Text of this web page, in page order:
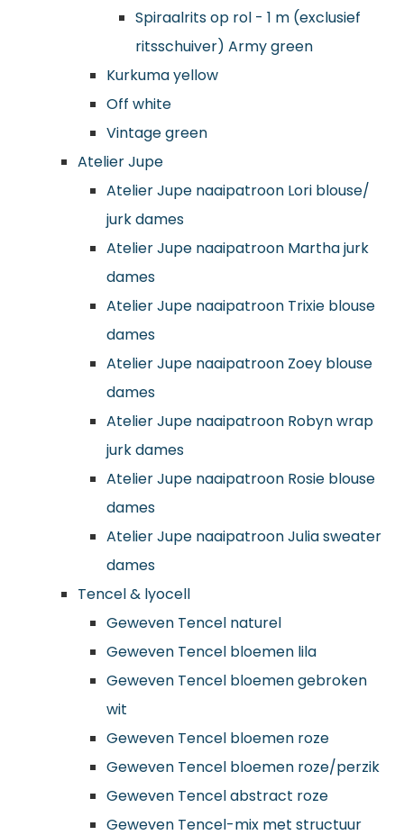
Spiraalrits op rol - 1 m (exclusief
ritsschuiver) Army green
Kurkuma yellow
Off white
Vintage green
Atelier Jupe
Atelier Jupe naaipatroon Lori blouse/
jurk dames
Atelier Jupe naaipatroon Martha jurk
dames
Atelier Jupe naaipatroon Trixie blouse
dames
Atelier Jupe naaipatroon Zoey blouse
dames
Atelier Jupe naaipatroon Robyn wrap
jurk dames
Atelier Jupe naaipatroon Rosie blouse
dames
Atelier Jupe naaipatroon Julia sweater
dames
Tencel & lyocell
Geweven Tencel naturel
Geweven Tencel bloemen lila
Geweven Tencel bloemen gebroken
wit
Geweven Tencel bloemen roze
Geweven Tencel bloemen roze/perzik
Geweven Tencel abstract roze
Geweven Tencel-mix met structuur